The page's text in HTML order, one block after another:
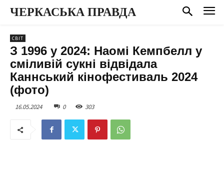
ЧЕРКАСЬКА ПРАВДА
СВІТ
З 1996 у 2024: Наомі Кемпбелл у
сміливій сукні відвідала
Каннський кінофестиваль 2024
(фото)
16.05.2024 0 303